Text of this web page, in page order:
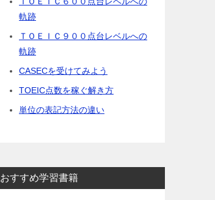
軌跡
ＴＯＥＩＣ９００点台レベルへの
軌跡
CASECを受けてみよう
TOEIC点数を稼ぐ解き方
単位の表記方法の違い
おすすめ学習書籍